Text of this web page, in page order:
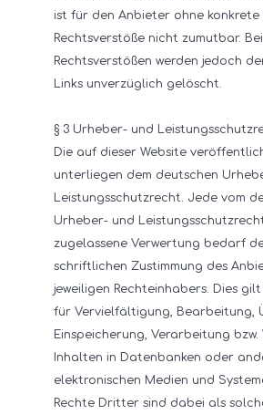
ist für den Anbieter ohne konkrete
Rechtsverstöße nicht zumutbar.
Rechtsverstößen werden jedoch
Links unverzüglich gelöscht.
§ 3 Urheber- und
Die auf dieser Website
unterliegen dem deutschen
Leistungsschutzrecht. Jede vom
Urheber- und
zugelassene Verwertung bedarf
schriftlichen Zustimmung des
jeweiligen Rechteinhabers. Dies
für Vervielfältigung, Bearbeitung,
Einspeicherung, Verarbeitung
Inhalten in Datenbanken oder
elektronischen Medien und
Rechte Dritter sind dabei als